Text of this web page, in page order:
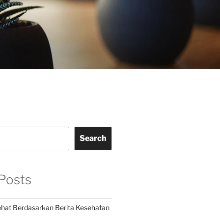
Search
Berdasarkan Berita Kesehatan